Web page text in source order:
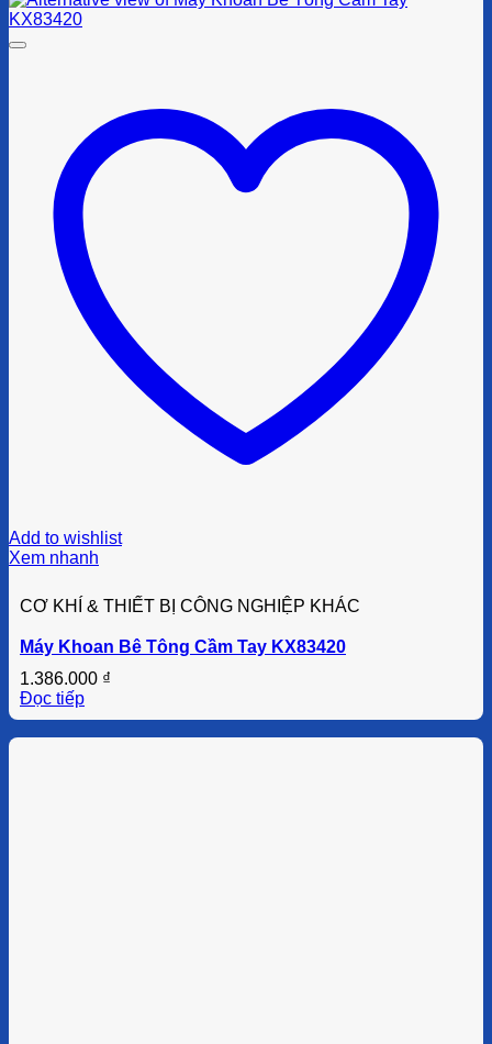
Add to wishlist
Xem nhanh
CƠ KHÍ & THIẾT BỊ CÔNG NGHIỆP KHÁC
Máy Khoan Bê Tông Cầm Tay KX83420
1.386.000 ₫
Đọc tiếp